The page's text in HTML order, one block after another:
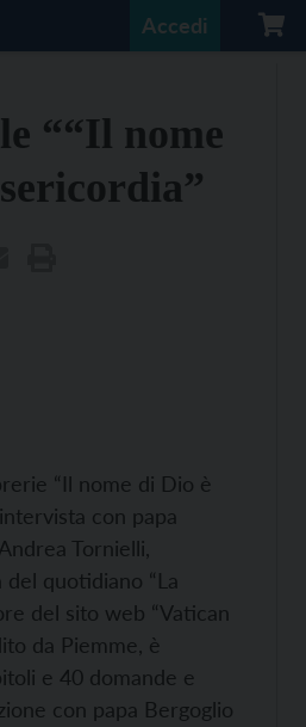
Accedi
““Il nome
“Il nome di Dio è
con papa
Tornielli,
quotidiano “La
del sito web “Vatican
da Piemme, è
e 40 domande e
con papa Bergoglio